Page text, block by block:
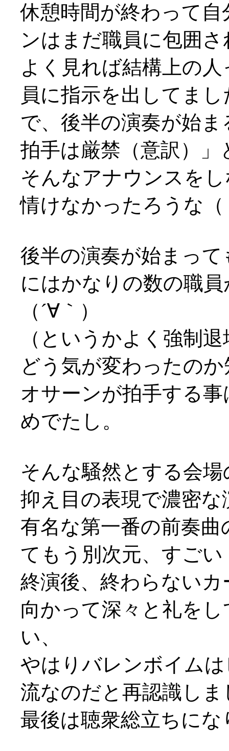
休憩時間が終わって
ンはまだ職員に包囲
よく見れば結構上の
員に指示を出してまし
で、後半の演奏が始
拍手は厳禁（意訳）
そんなアナウンスを
情けなかったろうな（
後半の演奏が始まっ
にはかなりの数の職
（´∀｀）
（というかよく強制
どう気が変わったの
オサーンが拍手する
めでたし。
そんな騒然とする会
抑え目の表現で濃密
有名な第一番の前奏
てもう別次元、すごい
終演後、終わらない
向かって深々と礼を
い、
やはりバレンボイム
流なのだと再認識しま
最後は聴衆総立ちに